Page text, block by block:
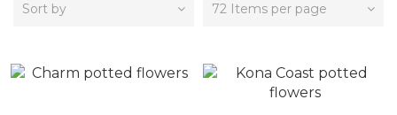
Sort by 72 Items per page